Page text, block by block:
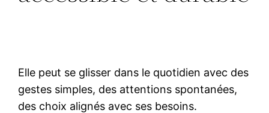
Elle peut se glisser dans le quotidien avec des
gestes simples, des attentions spontanées,
des choix alignés avec ses besoins.